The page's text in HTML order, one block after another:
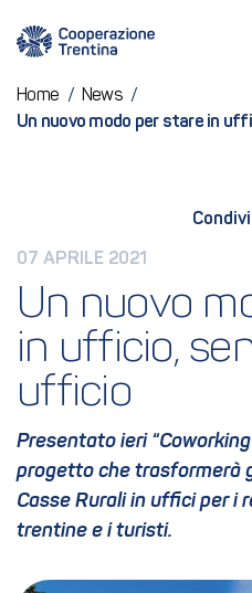
Home / News /
Un nuovo modo per stare in
07 APRILE 2021
Un nuovo
in ufficio,
ufficio
Presentato ieri
progetto che trasformerà
Casse Rurali in uffici per i
trentine e i turisti.